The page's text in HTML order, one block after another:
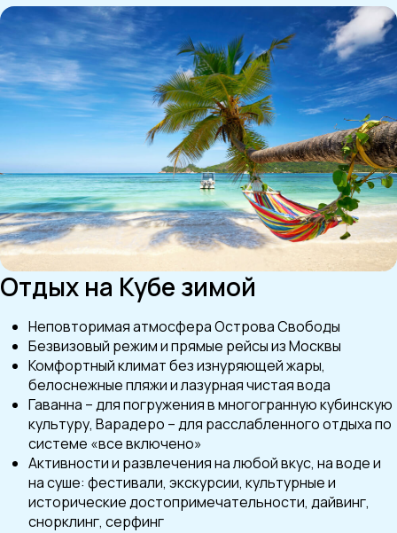
Отдых на Кубе зимой
Неповторимая атмосфера Острова Свободы
Безвизовый режим и прямые рейсы из Москвы
Комфортный климат без изнуряющей жары,
белоснежные пляжи и лазурная чистая вода
Гаванна – для погружения в многогранную кубинскую
культуру, Варадеро – для расслабленного отдыха по
системе «все включено»
Активности и развлечения на любой вкус, на воде и
на суше: фестивали, экскурсии, культурные и
исторические достопримечательности, дайвинг,
снорклинг, серфинг